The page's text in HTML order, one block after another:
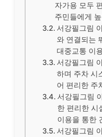
자가용 모두
주민들에게
서강필그림
와 연결되는
대중교통 이
서강필그림
하며 주차 시
어 편리한 주
서강필그림
한 편리한 시
이용을 통한
서강필그림